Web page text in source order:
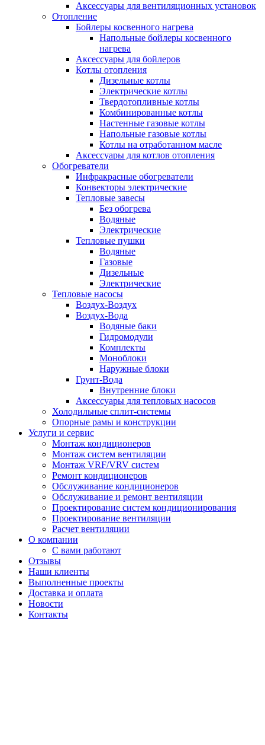
Аксессуары для вентиляционных установок
Отопление
Бойлеры косвенного нагрева
Напольные бойлеры косвенного
нагрева
Аксессуары для бойлеров
Котлы отопления
Дизельные котлы
Электрические котлы
Твердотопливные котлы
Комбинированные котлы
Настенные газовые котлы
Напольные газовые котлы
Котлы на отработанном масле
Аксессуары для котлов отопления
Обогреватели
Инфракрасные обогреватели
Конвекторы электрические
Тепловые завесы
Без обогрева
Водяные
Электрические
Тепловые пушки
Водяные
Газовые
Дизельные
Электрические
Тепловые насосы
Воздух-Воздух
Воздух-Вода
Водяные баки
Гидромодули
Комплекты
Моноблоки
Наружные блоки
Грунт-Вода
Внутренние блоки
Аксессуары для тепловых насосов
Холодильные сплит-системы
Опорные рамы и конструкции
Услуги и сервис
Монтаж кондиционеров
Монтаж систем вентиляции
Монтаж VRF/VRV систем
Ремонт кондиционеров
Обслуживание кондиционеров
Обслуживание и ремонт вентиляции
Проектирование систем кондиционирования
Проектирование вентиляции
Расчет вентиляции
О компании
С вами работают
Отзывы
Наши клиенты
Выполненные проекты
Доставка и оплата
Новости
Контакты